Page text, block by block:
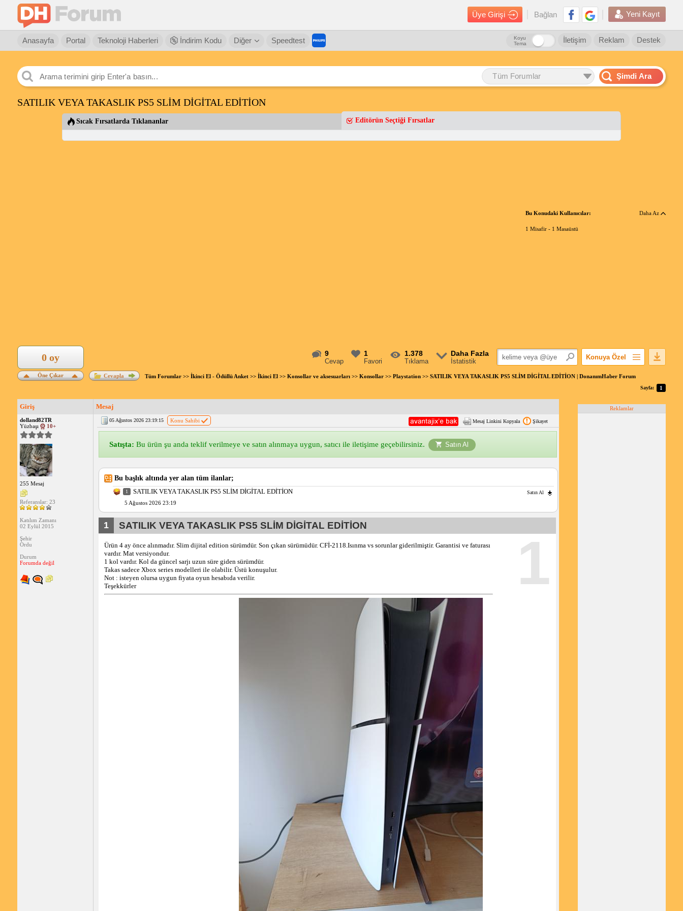
Üye Girişi Bağlan Yeni Kayıt
Anasayfa Portal Teknoloji Haberleri İndirim Kodu Diğer Speedtest Destek
Reklam
İletişim
Koyu
Tema
Tüm Forumlar Şimdi Ara
SATILIK VEYA TAKASLIK PS5 SLİM DİGİTAL EDİTİON
Sıcak Fırsatlarda Tıklananlar Editörün Seçtiği Fırsatlar
Bu Konudaki Kullanıcılar: Daha Az
1 Misafir - 1 Masaüstü
9
Cevap
1
Favori
1.378
Tıklama
Daha Fazla
İstatistik
Konuya Özel
Konuyu Açandan
Linkli Mesajlar
Öne Çıkar
0 oy
Cevapla Tüm Forumlar>> İkinci El - Ödüllü Anket>> İkinci El>> Konsollar ve aksesuarları>> Konsollar>> Playstation>> SATILIK VEYA TAKASLIK PS5 SLİM DİGİTAL EDİTİON | DonanımHaber Forum
Sayfa: 1
Giriş Mesaj
dolland82TR
Yüzbaşı
10+
255 Mesaj
Referanslar: 23
Katılım Zamanı
02 Eylül 2015
Şehir
Ordu
Durum
Forumda değil
05 Ağustos 2026 23:19:15 Konu Sahibi Mesaj Linkini Kopyala Şikayet
Satışta: Bu ürün şu anda teklif verilmeye ve satın alınmaya uygun, satıcı ile iletişime geçebilirsiniz. Satın Al
Bu başlık altında yer alan tüm ilanlar;
1 SATILIK VEYA TAKASLIK PS5 SLİM DİGİTAL EDİTİON Satın Al
5 Ağustos 2026 23:19
1
1 SATILIK VEYA TAKASLIK PS5 SLİM DİGİTAL EDİTİON
Ürün 4 ay önce alınmadır. Slim dijital edition sürümdür. Son çıkan sürümüdür. CFİ-2118.Isınma vs sorunlar giderilmiştir. Garantisi ve faturası
vardır. Mat versiyondur.
1 kol vardır. Kol da güncel sarjı uzun süre giden sürümdür.
Takas sadece Xbox series modelleri ile olabilir. Üstü konuşulur.
Not : isteyen olursa uygun fiyata oyun hesabıda verilir.
Teşekkürler
Reklamlar